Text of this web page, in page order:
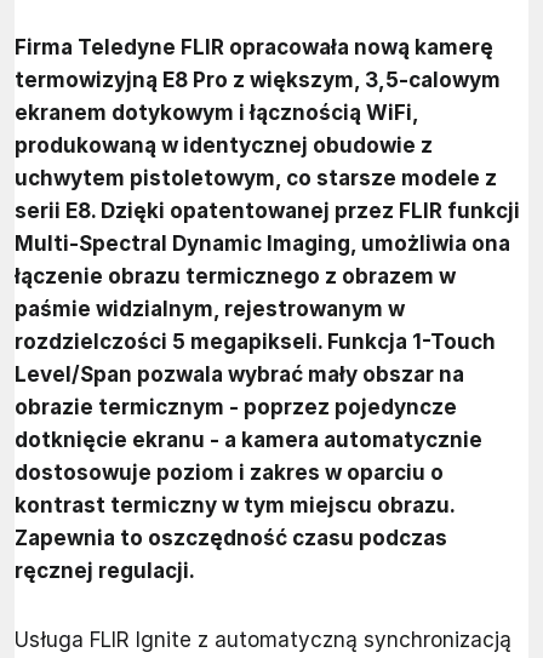
Firma Teledyne FLIR opracowała nową kamerę
termowizyjną E8 Pro z większym, 3,5-calowym
ekranem dotykowym i łącznością WiFi,
produkowaną w identycznej obudowie z
uchwytem pistoletowym, co starsze modele z
serii E8. Dzięki opatentowanej przez FLIR funkcji
Multi-Spectral Dynamic Imaging, umożliwia ona
łączenie obrazu termicznego z obrazem w
paśmie widzialnym, rejestrowanym w
rozdzielczości 5 megapikseli. Funkcja 1-Touch
Level/Span pozwala wybrać mały obszar na
obrazie termicznym - poprzez pojedyncze
dotknięcie ekranu - a kamera automatycznie
dostosowuje poziom i zakres w oparciu o
kontrast termiczny w tym miejscu obrazu.
Zapewnia to oszczędność czasu podczas
ręcznej regulacji.
Usługa FLIR Ignite z automatyczną synchronizacją